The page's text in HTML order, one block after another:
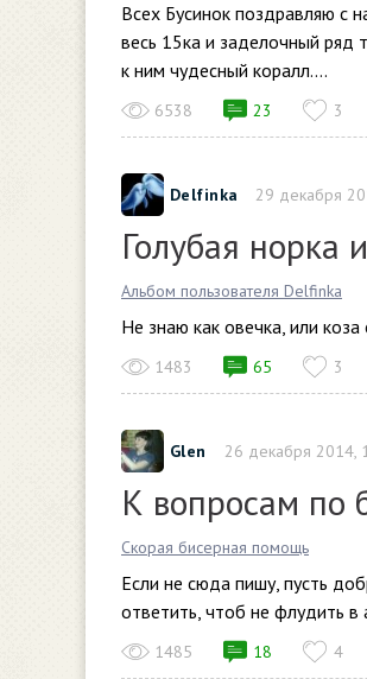
Всех Бусинок поздравляю с
весь 15ка и заделочный ряд
к ним чудесный коралл....
6538 23 3
Delfinka 29 декабря
Голубая норка
Альбом пользователя Delfinka
Не знаю как овечка, или
1483 65 3
Glen 26 декабря 2014,
К вопросам по
Скорая бисерная помощь
Если не сюда пишу, пусть
ответить, чтоб не флудить
1485 18 4